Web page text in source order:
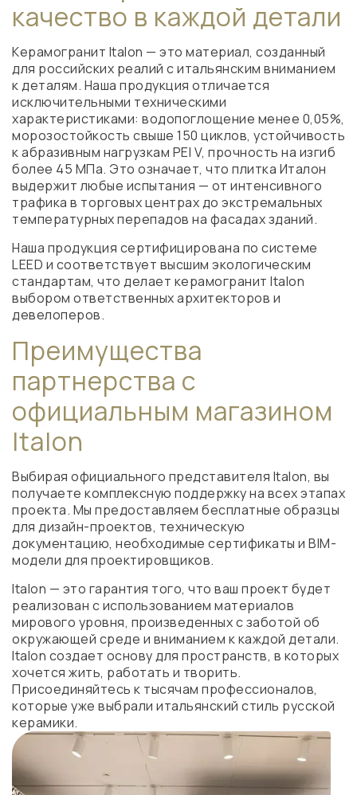
качество в каждой детали
Керамогранит Italon — это материал, созданный
для российских реалий с итальянским вниманием
к деталям. Наша продукция отличается
исключительными техническими
характеристиками: водопоглощение менее 0,05%,
морозостойкость свыше 150 циклов, устойчивость
к абразивным нагрузкам PEI V, прочность на изгиб
более 45 МПа. Это означает, что плитка Италон
выдержит любые испытания — от интенсивного
трафика в торговых центрах до экстремальных
температурных перепадов на фасадах зданий.
Наша продукция сертифицирована по системе
LEED и соответствует высшим экологическим
стандартам, что делает керамогранит Italon
выбором ответственных архитекторов и
девелоперов.
Преимущества
партнерства с
официальным магазином
Italon
Выбирая официального представителя Italon, вы
получаете комплексную поддержку на всех этапах
проекта. Мы предоставляем бесплатные образцы
для дизайн-проектов, техническую
документацию, необходимые сертификаты и BIM-
модели для проектировщиков.
Italon — это гарантия того, что ваш проект будет
реализован с использованием материалов
мирового уровня, произведенных с заботой об
окружающей среде и вниманием к каждой детали.
Italon создает основу для пространств, в которых
хочется жить, работать и творить.
Присоединяйтесь к тысячам профессионалов,
которые уже выбрали итальянский стиль русской
керамики.